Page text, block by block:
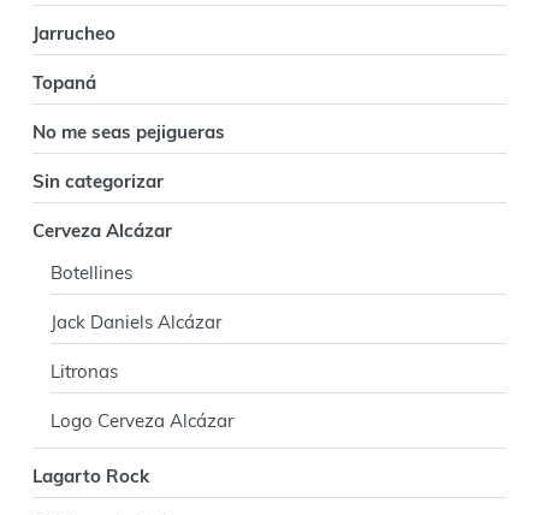
lJarrucheo
Topaná
No me seas pejigueras
Sin categorizar
Cerveza Alcázar
Botellines
Jack Daniels Alcázar
Litronas
Logo Cerveza Alcázar
Lagarto Rock